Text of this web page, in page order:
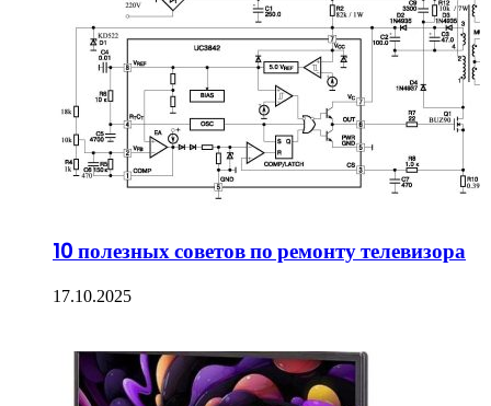
10 полезных советов по ремонту телевизора
17.10.2025